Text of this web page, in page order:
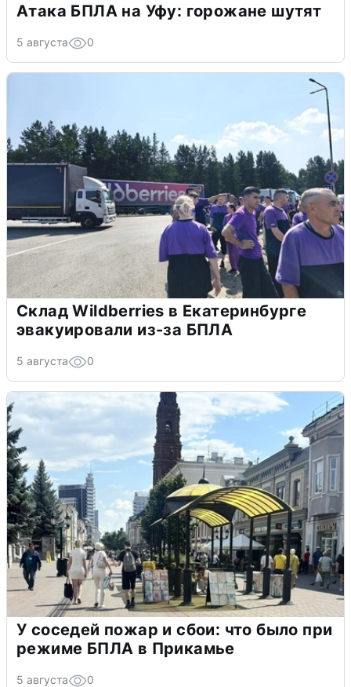
Атака БПЛА на Уфу: горожане шутят
5 августа 0
Склад Wildberries в Екатеринбурге
эвакуировали из-за БПЛА
5 августа 0
У соседей пожар и сбои: что было при
режиме БПЛА в Прикамье
5 августа 0